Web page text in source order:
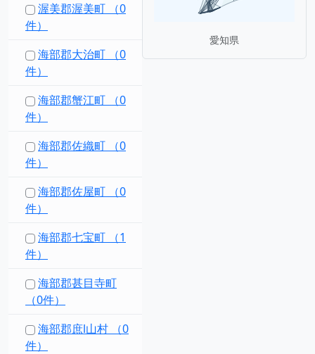
渥美郡渥美町 （0
件）
海部郡大治町 （0
件）
海部郡蟹江町 （0
件）
海部郡佐織町 （0
件）
海部郡佐屋町 （0
件）
海部郡七宝町 （1
件）
海部郡甚目寺町
（0件）
海部郡庶l山村 （0
件）
愛知県